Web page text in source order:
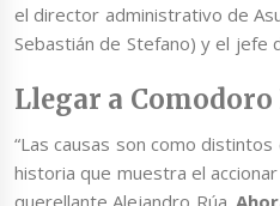
el director administrativo de
Sebastián de Stefano) y el jefe
Llegar a Comodoro
“Las causas son como
historia que muestra el